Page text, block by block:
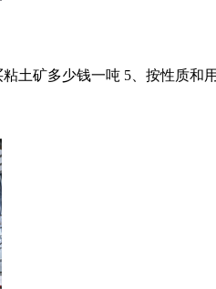
土矿多少钱一吨 5、按性质